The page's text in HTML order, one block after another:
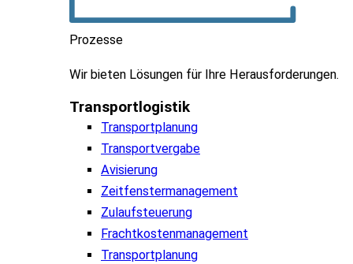
Prozesse
Wir bieten Lösungen für Ihre Herausforderungen.
Transportlogistik
Transportplanung
Transportvergabe
Avisierung
Zeitfenstermanagement
Zulaufsteuerung
Frachtkostenmanagement
Transportplanung